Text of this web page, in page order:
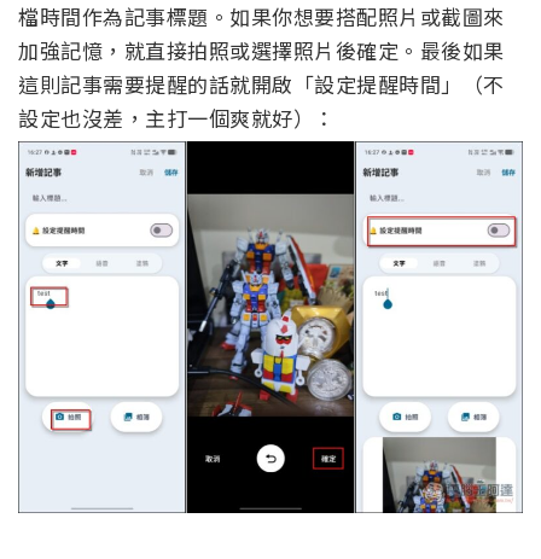
檔時間作為記事標題。如果你想要搭配照片或截圖來
加強記憶，就直接拍照或選擇照片後確定。最後如果
這則記事需要提醒的話就開啟「設定提醒時間」（不
設定也沒差，主打一個爽就好）：